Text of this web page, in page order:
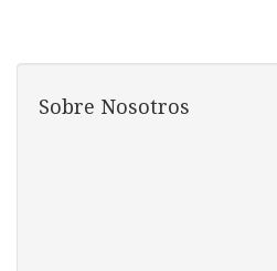
Sobre Nosotros